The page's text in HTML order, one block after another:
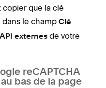
copier que la clé
dans le champ Clé
externes de votre
reCAPTCHA
bas de la page